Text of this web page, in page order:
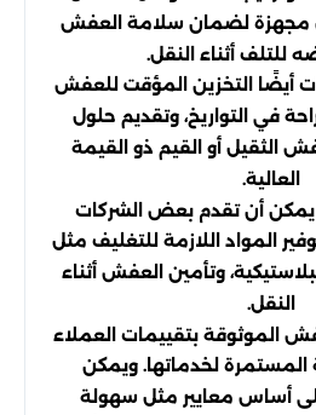
مجهزة لضمان سلامة العفش
للتلف أثناء النقل.
أيضًا التخزين المؤقت للعفش
في التواريخ، وتقديم حلول
أو القيم ذو القيمة
العالية.
يمكن أن تقدم بعض الشركات
المواد اللازمة للتغليف مثل
وتأمين العفش أثناء
النقل.
الموثوقة بتقييمات العملاء
المستمرة لخدماتها. ويمكن
أساس معايير مثل سهولة